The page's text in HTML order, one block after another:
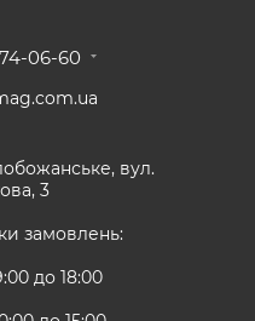
06-60
вул.
3
замовлень:
до 18:00